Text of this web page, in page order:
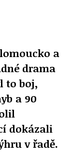
a
drama
to boj,
a 90
dokázali
v řadě.